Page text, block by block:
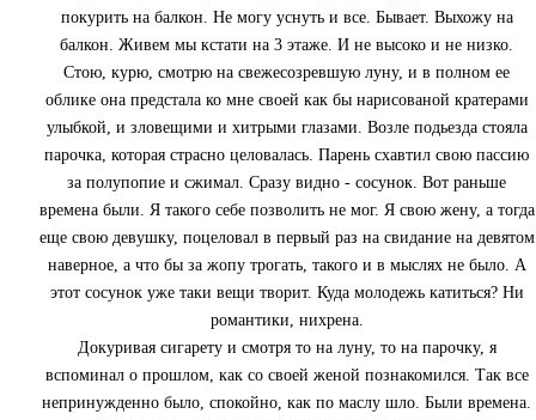
покурить на балкон. Не могу уснуть и все. Бывает. Выхожу на
балкон. Живем мы кстати на 3 этаже. И не высоко и не низко.
Стою, курю, смотрю на свежесозревшую луну, и в полном ее
облике она предстала ко мне своей как бы нарисованой кратерами
улыбкой, и зловещими и хитрыми глазами. Возле подьезда стояла
парочка, которая страсно целовалась. Парень схавтил свою пассию
за полупопие и сжимал. Сразу видно - сосунок. Вот раньше
времена были. Я такого себе позволить не мог. Я свою жену, а тогда
еще свою девушку, поцеловал в первый раз на свидание на девятом
наверное, а что бы за жопу трогать, такого и в мыслях не было. А
этот сосунок уже таки вещи творит. Куда молодежь катиться? Ни
романтики, нихрена.
Докуривая сигарету и смотря то на луну, то на парочку, я
вспоминал о прошлом, как со своей женой познакомился. Так все
непринужденно было, спокойно, как по маслу шло. Были времена.